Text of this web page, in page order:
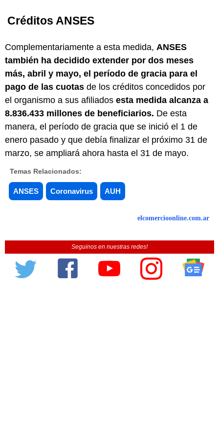
Créditos ANSES
Complementariamente a esta medida, ANSES
también ha decidido extender por dos meses
más, abril y mayo, el período de gracia para el
pago de las cuotas de los créditos concedidos por
el organismo a sus afiliados esta medida alcanza a
8.836.433 millones de beneficiarios. De esta
manera, el período de gracia que se inició el 1 de
enero pasado y que debía finalizar el próximo 31 de
marzo, se ampliará ahora hasta el 31 de mayo.
Temas Relacionados:
ANSES Coronavirus AUH
elcomercioonline.com.ar
Seguinos en nuestras redes!